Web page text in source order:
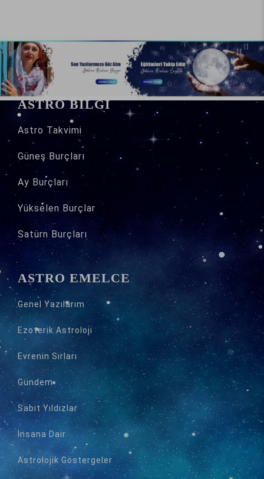
ASTRO BİLGİ
Astro Takvimi
Güneş Burçları
Ay Burçları
Yükselen Burçlar
Satürn Burçları
ASTRO EMELCE
Genel Yazılarım
Ezoterik Astroloji
Evrenin Sırları
Gündem
Sabit Yıldızlar
İnsana Dair
Astrolojik Göstergeler